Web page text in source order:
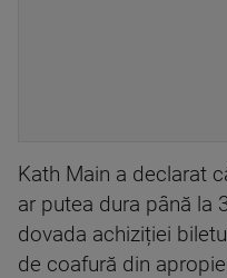
Kath Main a declarat
ar putea dura până la
dovada achiziției
de coafură din